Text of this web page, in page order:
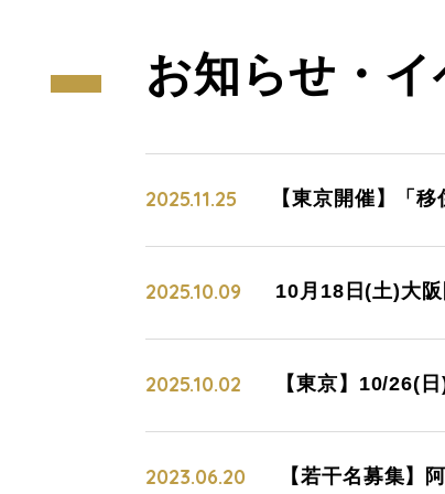
お知らせ・ イ
2025.11.25 【東京開催】「
2025.10.09 10月18日(土)大
2025.10.02 【東京】10/26(
2023.06.20 【若干名募集】